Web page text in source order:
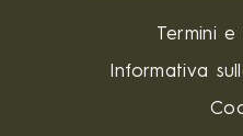
Termini e
Informativa